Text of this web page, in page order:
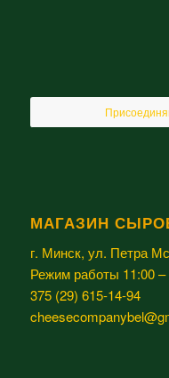
МАГАЗИН
г. Минск, ул. Петра
Режим работы 11:00 –
375 (29) 615-14-94